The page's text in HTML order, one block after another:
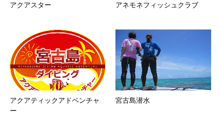
アクアスター アネモネフィッシュクラブ
アクアティックアドベンチャ
ー
宮古島潜水